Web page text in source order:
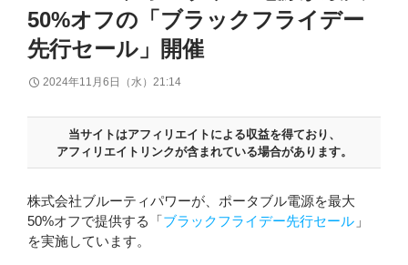
50%オフの「ブラックフライデー
先行セール」開催
2024年11月6日（水）21:14
当サイトはアフィリエイトによる収益を得ており、
アフィリエイトリンクが含まれている場合があります。
株式会社ブルーティパワーが、ポータブル電源を最大
50%オフで提供する「 ブラックフライデー先行セール 」
を実施しています。